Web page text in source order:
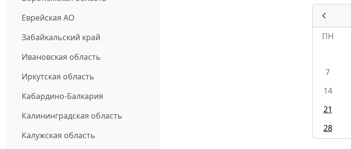
Еврейская АО
Забайкальский край
Ивановская область
Иркутская область
Кабардино-Балкария
Калининградская область
Калужская область
ПН
7
14
21
28